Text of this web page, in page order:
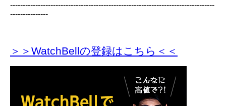
---------------------------------------------------------------------------------
---------------
＞＞WatchBellの登録はこちら＜＜